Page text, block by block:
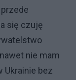
się czuję
nie mam
Ukrainie bez